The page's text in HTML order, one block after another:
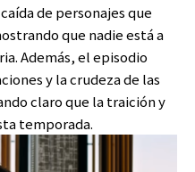
de personajes que
que nadie está a
Además, el episodio
y la crudeza de las
claro que la traición y
temporada.